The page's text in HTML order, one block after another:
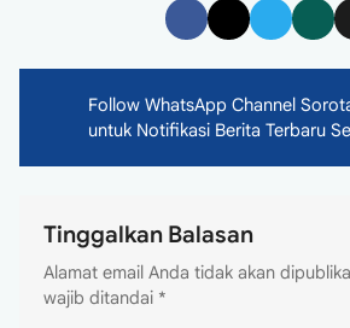
Follow WhatsApp Channel
untuk Notifikasi Berita Terbaru
Tinggalkan Balasan
Alamat email Anda tidak akan
wajib ditandai *